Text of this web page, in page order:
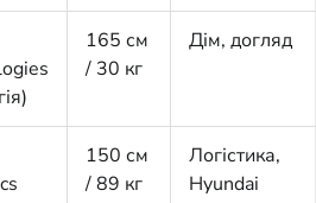
165 см
/ 30 кг
Дім, догляд
150 см
/ 89 кг
Логістика,
Hyundai